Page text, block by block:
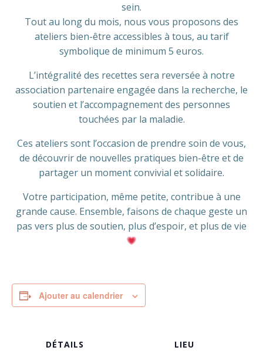
sein.
Tout au long du mois, nous vous proposons des
ateliers bien-être accessibles à tous, au tarif
symbolique de minimum 5 euros.
L’intégralité des recettes sera reversée à notre
association partenaire engagée dans la recherche, le
soutien et l’accompagnement des personnes
touchées par la maladie.
Ces ateliers sont l’occasion de prendre soin de vous,
de découvrir de nouvelles pratiques bien-être et de
partager un moment convivial et solidaire.
Votre participation, même petite, contribue à une
grande cause. Ensemble, faisons de chaque geste un
pas vers plus de soutien, plus d’espoir, et plus de vie
Ajouter au calendrier
DÉTAILS LIEU